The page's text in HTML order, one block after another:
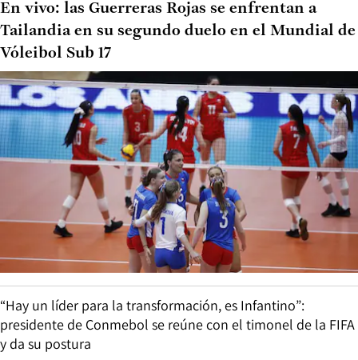
En vivo: las Guerreras Rojas se enfrentan a
Tailandia en su segundo duelo en el Mundial de
Vóleibol Sub 17
“Hay un líder para la transformación, es Infantino”:
presidente de Conmebol se reúne con el timonel de la FIFA
y da su postura